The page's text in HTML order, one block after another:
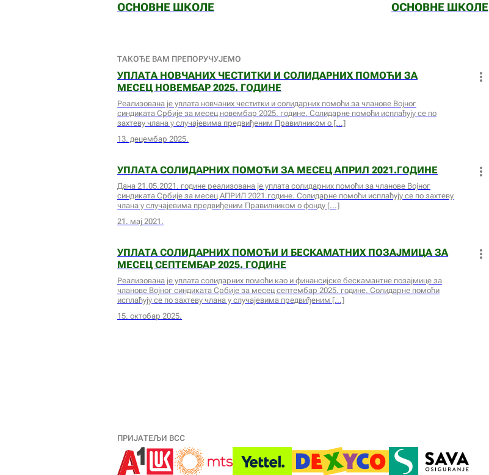
ОСНОВНЕ ШКОЛЕ
ОСНОВНЕ ШКОЛЕ
ТАКОЂЕ ВАМ ПРЕПОРУЧУЈЕМО
УПЛАТА НОВЧАНИХ ЧЕСТИТКИ И СОЛИДАРНИХ ПОМОЋИ ЗА
МЕСЕЦ НОВЕМБАР 2025. ГОДИНЕ
Реализована је уплата новчаних честитки и солидарних помоћи за чланове Војног
синдиката Србије за месец новембар 2025. године. Солидарне помоћи исплаћују се по
захтеву члана у случајевима предвиђеним Правилником о
13. децембар 2025.
УПЛАТА СОЛИДАРНИХ ПОМОЋИ ЗА МЕСЕЦ АПРИЛ 2021.ГОДИНЕ
Дана 21.05.2021. године реализована је уплата солидарних помоћи за чланове Војног
синдиката Србије за месец АПРИЛ 2021.године. Солидарне помоћи исплаћују се по захтеву
члана у случајевима предвиђеним Правилником о фонду
21. мај 2021.
УПЛАТА СОЛИДАРНИХ ПОМОЋИ И БЕСКАМАТНИХ ПОЗАЈМИЦА ЗА
МЕСЕЦ СЕПТЕМБАР 2025. ГОДИНЕ
Реализована је уплата солидарних помоћи као и финансијске бескамантне позајмице за
чланове Војног синдиката Србије за месец септембар 2025. године. Солидарне помоћи
исплаћују се по захтеву члана у случајевима предвиђеним
15. октобар 2025.
ПРИЈАТЕЉИ ВСС